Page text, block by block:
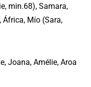
min.68), Samara,
África, Mío (Sara,
Joana, Amélie, Aroa